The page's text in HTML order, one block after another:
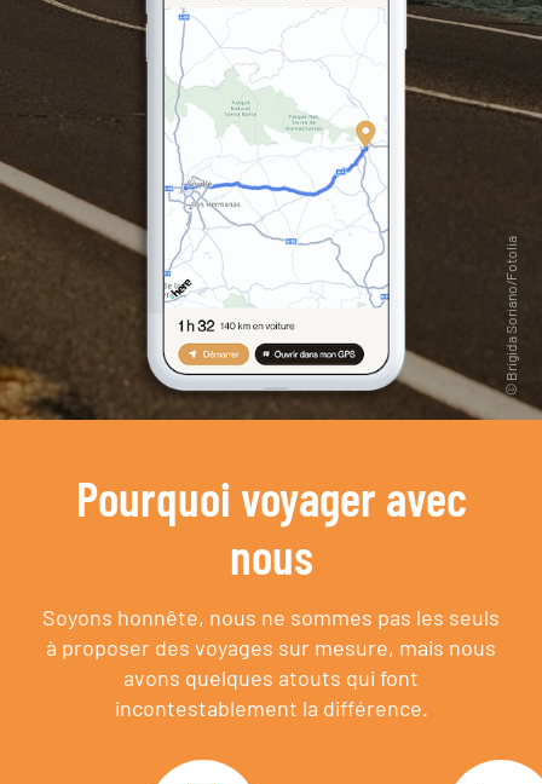
Pourquoi voyager avec
nous
Soyons honnête, nous ne sommes pas les seuls
à proposer des voyages sur mesure, mais nous
avons quelques atouts qui font
incontestablement la différence.